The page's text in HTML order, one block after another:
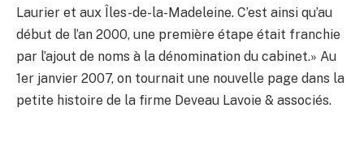
Laurier et aux Îles-de-la-Madeleine. C’est ainsi qu’au
début de l’an 2000, une première étape était franchie
par l’ajout de noms à la dénomination du cabinet.» Au
1er janvier 2007, on tournait une nouvelle page dans la
petite histoire de la firme Deveau Lavoie & associés.